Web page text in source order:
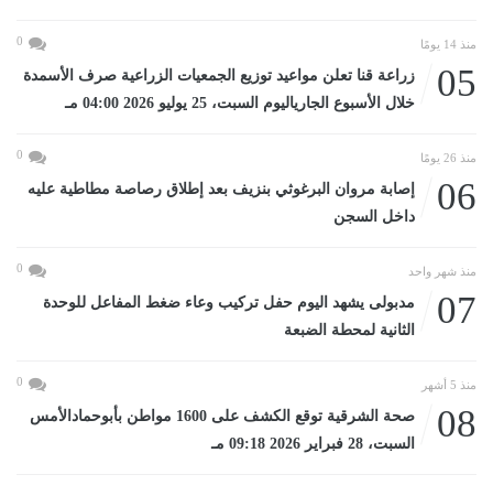
منذ 14 يومًا 0
05
زراعة قنا تعلن مواعيد توزيع الجمعيات الزراعية صرف الأسمدة
خلال الأسبوع الجارياليوم السبت، 25 يوليو 2026 04:00 مـ
منذ 26 يومًا 0
06
إصابة مروان البرغوثي بنزيف بعد إطلاق رصاصة مطاطية عليه
داخل السجن
منذ شهر واحد 0
07
مدبولى يشهد اليوم حفل تركيب وعاء ضغط المفاعل للوحدة
الثانية لمحطة الضبعة
منذ 5 أشهر 0
08
صحة الشرقية توقع الكشف على 1600 مواطن بأبوحمادالأمس
السبت، 28 فبراير 2026 09:18 مـ